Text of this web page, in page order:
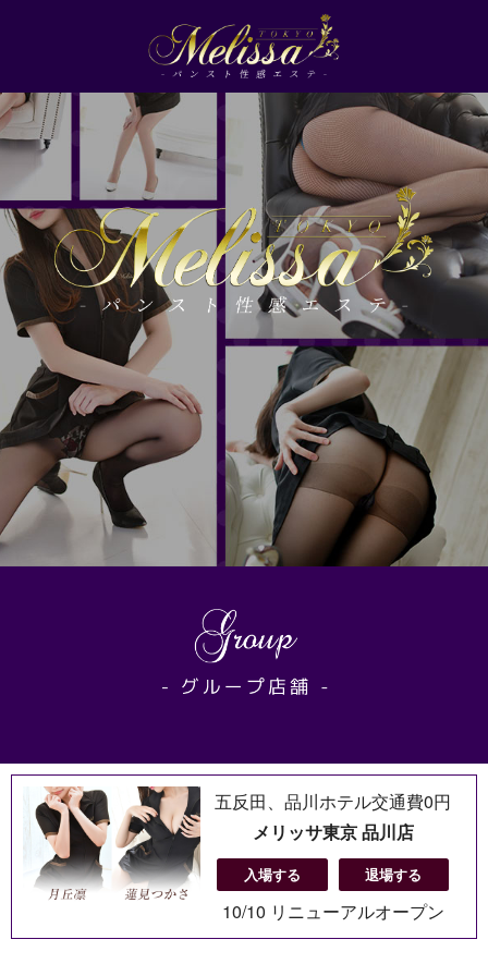
五反田、品川ホテル交通費0円
メリッサ東京 品川店
入場する 退場する
10/10 リニューアルオープン